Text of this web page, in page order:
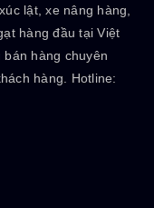
lật, xe nâng hàng,
hàng đầu tại Việt
hàng chuyên
hàng. Hotline: